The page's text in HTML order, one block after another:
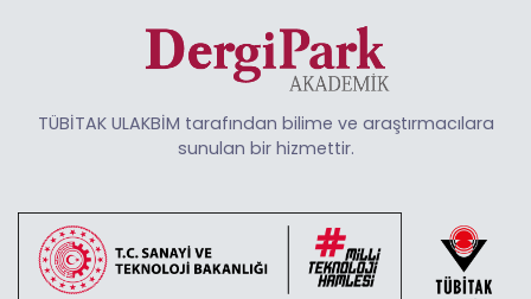
TÜBİTAK ULAKBİM tarafından bilime ve araştırmacılara
sunulan bir hizmettir.